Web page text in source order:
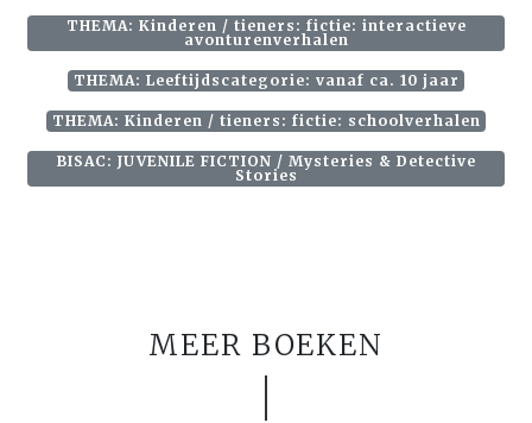
THEMA: Kinderen / tieners: fictie: interactieve
avonturenverhalen
THEMA: Leeftijdscategorie: vanaf ca. 10 jaar
THEMA: Kinderen / tieners: fictie: schoolverhalen
BISAC: JUVENILE FICTION / Mysteries & Detective
Stories
MEER BOEKEN